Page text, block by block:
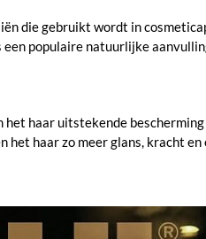
die gebruikt wordt in
populaire natuurlijke
haar uitstekende
haar zo meer glans, kracht